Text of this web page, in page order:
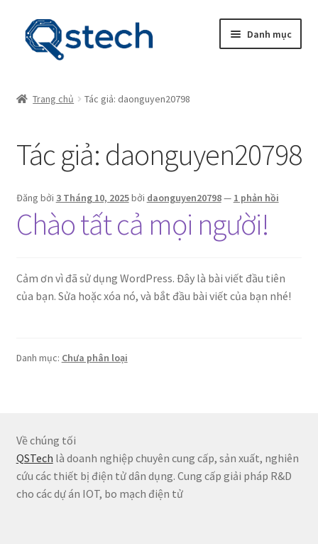
đến
Chuyển
đến
Danh mục
Hoàn tất đơn hàng
Tài khoản
Trang mẫu
Trang chủ Tác giả: daonguyen20798
Tác giả: daonguyen20798
Đăng bởi 3 Tháng 10, 2025bởi daonguyen20798— 1 phản hồi
Chào tất cả mọi người!
Cảm ơn vì đã sử dụng WordPress. Đây là bài viết đầu tiên
của bạn. Sửa hoặc xóa nó, và bắt đầu bài viết của bạn nhé!
Danh mục: Chưa phân loại
Về chúng tối
QSTech là doanh nghiệp chuyên cung cấp, sản xuất, nghiên
cứu các thiết bị điện tử dân dụng. Cung cấp giải pháp R&D
cho các dự án IOT, bo mạch điện tử